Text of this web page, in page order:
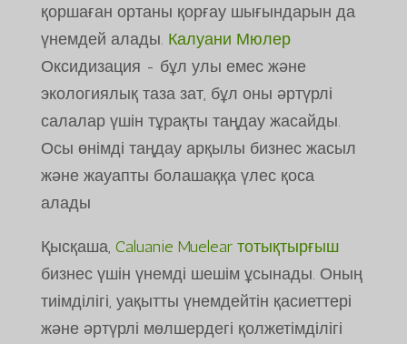
қоршаған ортаны қорғау шығындарын да
үнемдей алады. Калуани Мюлер
Оксидизация - бұл улы емес және
экологиялық таза зат, бұл оны әртүрлі
салалар үшін тұрақты таңдау жасайды.
Осы өнімді таңдау арқылы бизнес жасыл
және жауапты болашаққа үлес қоса
алады
Қысқаша, Caluanie Muelear тотықтырғыш
бизнес үшін үнемді шешім ұсынады. Оның
тиімділігі, уақытты үнемдейтін қасиеттері
және әртүрлі мөлшердегі қолжетімділігі